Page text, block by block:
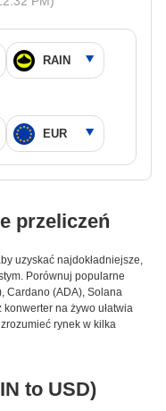
przeliczeń
uzyskać najdokładniejsze,
Porównuj popularne
Cardano (ADA), Solana
na żywo ułatwia
rynek w kilka
to USD)